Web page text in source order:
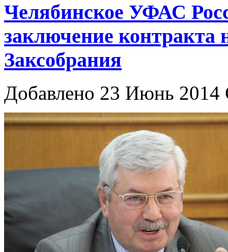
Челябинское УФАС
заключение контракта
Заксобрания
Добавлено 23 Июнь 2014